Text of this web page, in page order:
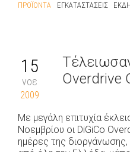
ΠΡΟΪΌΝΤΑ ΕΓΚΑΤΑΣΤΆΣΕΙΣ
15
νοε
2009
Overdrive
Με μεγάλη επιτυχία
Νοεμβρίου οι DiGiCo
ημέρες της